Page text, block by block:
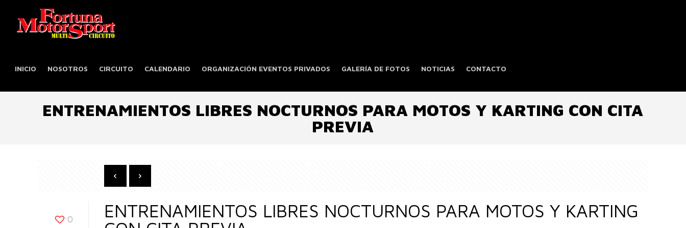
INICIO NOSOTROS CIRCUITO CALENDARIO ORGANIZACIÓN EVENTOS PRIVADOS GALERÍA DE FOTOS NOTICIAS CONTACTO
ENTRENAMIENTOS LIBRES NOCTURNOS PARA MOTOS Y KARTING CON CITA
PREVIA
0
ENTRENAMIENTOS LIBRES NOCTURNOS PARA MOTOS Y KARTING